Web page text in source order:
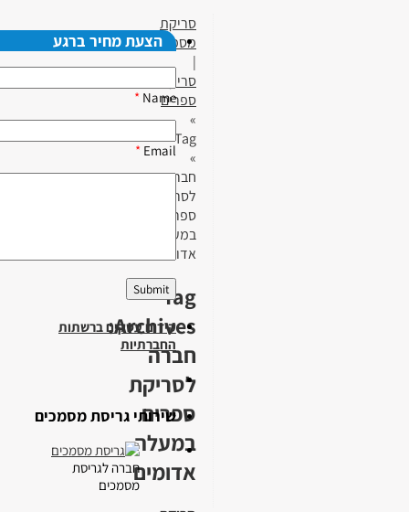
סריקת
מסמכים
|
סריקת
ספרים
»
Tag
»
חברה
לסריקת
ספרים
במעלה
אדומים
Tag
Archives:
חברה
לסריקת
ספרים
במעלה
אדומים
הצעת מחיר ברגע
Name
*
Email
*
קידום עסקים ברשתות
החברתיות
שירותי גריסת מסמכים
חברה לגריסת
מסמכים